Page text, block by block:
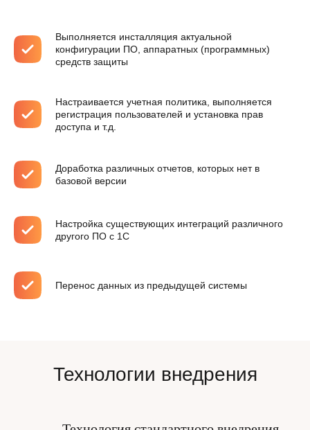
Выполняется инсталляция актуальной
конфигурации ПО, аппаратных (программных)
средств защиты
Настраивается учетная политика, выполняется
регистрация пользователей и установка прав
доступа и т.д.
Доработка различных отчетов, которых нет в
базовой версии
Настройка существующих интеграций различного
другого ПО с 1С
Перенос данных из предыдущей системы
Технологии внедрения